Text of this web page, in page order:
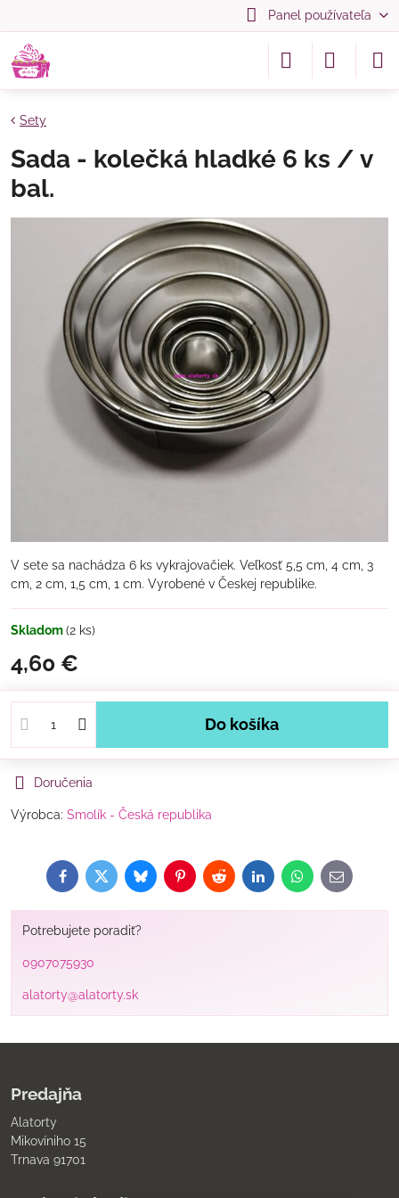
Panel používateľa
Sety
Sada - kolečká hladké 6 ks / v
bal.
V sete sa nachádza 6 ks vykrajovačiek. Veľkosť 5,5 cm, 4 cm, 3
cm, 2 cm, 1,5 cm, 1 cm. Vyrobené v Českej republike.
Skladom(2 ks)
4,60 €
Do košíka
Doručenia
Výrobca: Smolík - Česká republika
FacebookTwitterBlueskyPinterestRedditLinkedInWhatsApp
E-
mail
Potrebujete poradiť?
0907075930
alatorty@alatorty.sk
Predajňa
Alatorty
Mikovíniho 15
Trnava 91701